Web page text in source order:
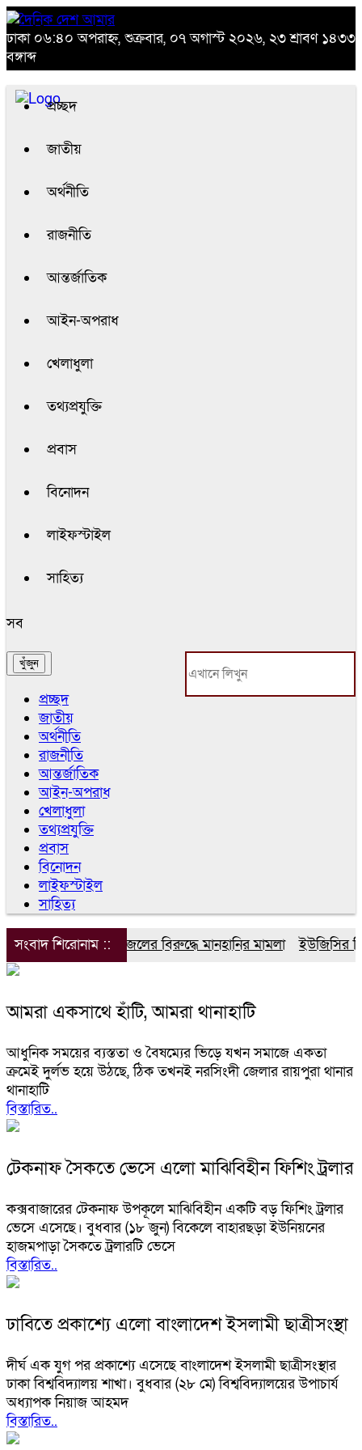
ঢাকা ০৬:৪০ অপরাহ্ন, শুক্রবার, ০৭ অগাস্ট ২০২৬, ২৩ শ্রাবণ ১৪৩৩
বঙ্গাব্দ
প্রচ্ছদ
জাতীয়
অর্থনীতি
রাজনীতি
আন্তর্জাতিক
আইন-অপরাধ
খেলাধুলা
তথ্যপ্রযুক্তি
প্রবাস
বিনোদন
লাইফস্টাইল
সাহিত্য
সব
প্রচ্ছদ
জাতীয়
অর্থনীতি
রাজনীতি
আন্তর্জাতিক
আইন-অপরাধ
খেলাধুলা
তথ্যপ্রযুক্তি
প্রবাস
বিনোদন
লাইফস্টাইল
সাহিত্য
সংবাদ শিরোনাম ::ডিপজলের বিরুদ্ধে মানহানির মামলা ইউজিসির
আমরা একসাথে হাঁটি, আমরা থানাহাটি
আধুনিক সময়ের ব্যস্ততা ও বৈষম্যের ভিড়ে যখন সমাজে একতা
ক্রমেই দুর্লভ হয়ে উঠছে, ঠিক তখনই নরসিংদী জেলার রায়পুরা থানার
থানাহাটি
বিস্তারিত..
টেকনাফ সৈকতে ভেসে এলো মাঝিবিহীন ফিশিং ট্রলার
কক্সবাজারের টেকনাফ উপকূলে মাঝিবিহীন একটি বড় ফিশিং ট্রলার
ভেসে এসেছে। বুধবার (১৮ জুন) বিকেলে বাহারছড়া ইউনিয়নের
হাজমপাড়া সৈকতে ট্রলারটি ভেসে
বিস্তারিত..
ঢাবিতে প্রকাশ্যে এলো বাংলাদেশ ইসলামী ছাত্রীসংস্থা
দীর্ঘ এক যুগ পর প্রকাশ্যে এসেছে বাংলাদেশ ইসলামী ছাত্রীসংস্থার
ঢাকা বিশ্ববিদ্যালয় শাখা। বুধবার (২৮ মে) বিশ্ববিদ্যালয়ের উপাচার্য
অধ্যাপক নিয়াজ আহমদ
বিস্তারিত..